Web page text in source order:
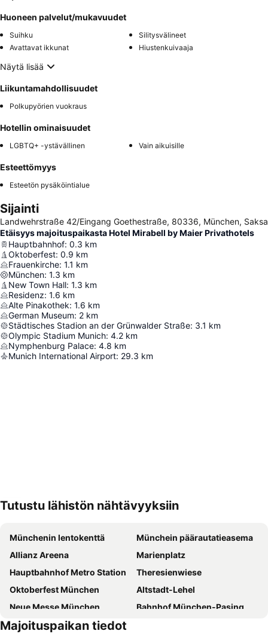
Huoneen palvelut/mukavuudet
Suihku
Silitysvälineet
Avattavat ikkunat
Hiustenkuivaaja
Näytä lisää
Liikuntamahdollisuudet
Polkupyörien vuokraus
Hotellin ominaisuudet
LGBTQ+ -ystävällinen Vain aikuisille
Esteettömyys
Esteetön pysäköintialue
Sijainti
Landwehrstraße 42/Eingang Goethestraße, 80336, München, Saksa
Etäisyys majoituspaikasta Hotel Mirabell by Maier Privathotels
Hauptbahnhof: 0.3 km
Oktoberfest: 0.9 km
Frauenkirche: 1.1 km
München: 1.3 km
New Town Hall: 1.3 km
Residenz: 1.6 km
Alte Pinakothek: 1.6 km
German Museum: 2 km
Städtisches Stadion an der Grünwalder Straße: 3.1 km
Olympic Stadium Munich: 4.2 km
Nymphenburg Palace: 4.8 km
Munich International Airport: 29.3 km
Tutustu lähistön nähtävyyksiin
Münchenin lentokenttä
Münchein päärautatieasema
Allianz Areena
Marienplatz
Hauptbahnhof Metro Station
Theresienwiese
Oktoberfest München
Altstadt-Lehel
Neue Messe München
Bahnhof München-Pasing
Therme Erding Thermal Spa
Majoituspaikan tiedot